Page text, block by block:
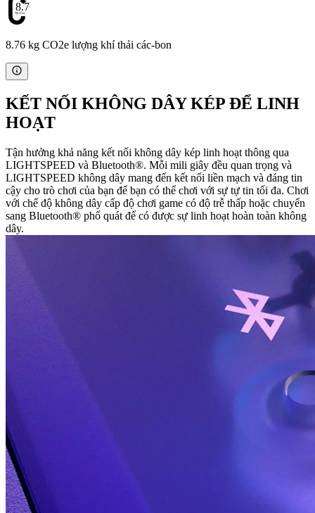
8.76
8.76 kg CO2e lượng khí thải các-bon
KẾT NỐI KHÔNG DÂY KÉP ĐỂ LINH
HOẠT
Tận hưởng khả năng kết nối không dây kép linh hoạt thông qua
LIGHTSPEED và Bluetooth®. Mỗi mili giây đều quan trọng và
LIGHTSPEED không dây mang đến kết nối liền mạch và đáng tin
cậy cho trò chơi của bạn để bạn có thể chơi với sự tự tin tối đa. Chơi
với chế độ không dây cấp độ chơi game có độ trễ thấp hoặc chuyển
sang Bluetooth® phổ quát để có được sự linh hoạt hoàn toàn không
dây.